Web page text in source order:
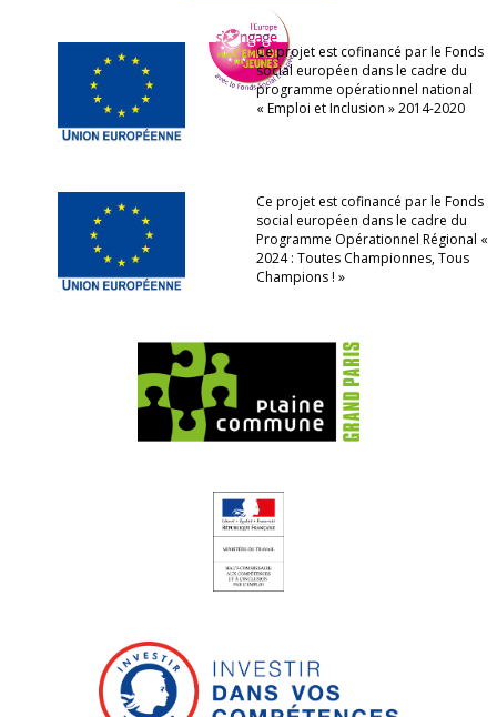
Ce projet est cofinancé par le Fonds
social européen dans le cadre du
programme opérationnel national
« Emploi et Inclusion » 2014-2020
Ce projet est cofinancé par le Fonds
social européen dans le cadre du
Programme Opérationnel Régional «
2024 : Toutes Championnes, Tous
Champions ! »